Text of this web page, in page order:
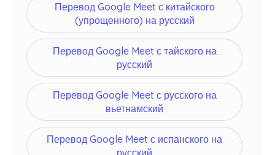
Перевод Google Meet с китайского
(упрощенного) на русский
Перевод Google Meet с тайского на
русский
Перевод Google Meet с русского на
вьетнамский
Перевод Google Meet с испанского на